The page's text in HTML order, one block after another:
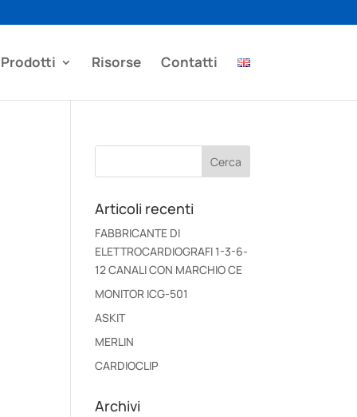
Prodotti Risorse Contatti
Articoli recenti
FABBRICANTE DI
ELETTROCARDIOGRAFI 1-3-6-
12 CANALI CON MARCHIO CE
MONITOR ICG-501
ASKIT
MERLIN
CARDIOCLIP
Archivi